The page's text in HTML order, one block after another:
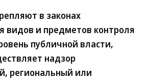
в законах
видов и предметов контроля
публичной власти,
надзор
региональный или